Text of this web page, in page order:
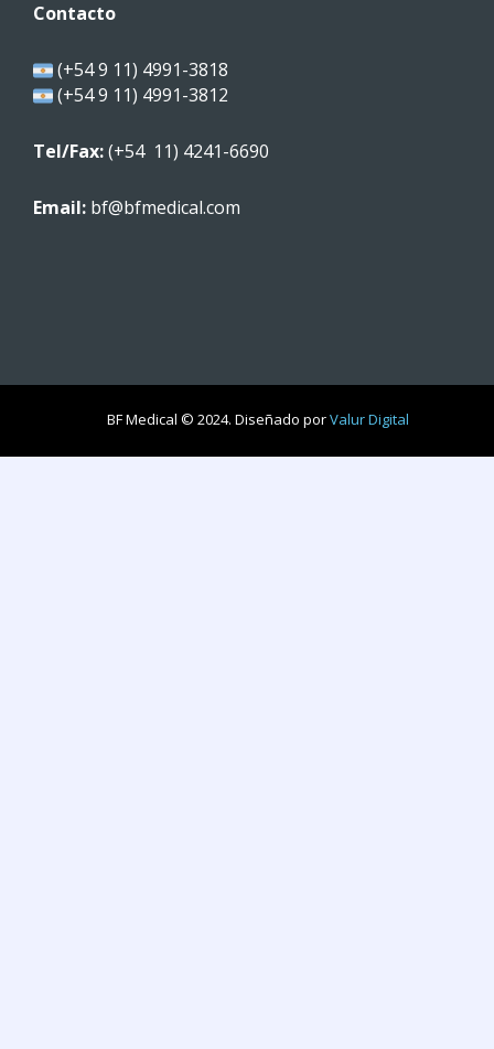
Contacto
(+54 9 11) 4991-3818
(+54 9 11) 4991-3812
Tel/Fax:(+54 11) 4241-6690
Email: bf@bfmedical.com
BF Medical © 2024. Diseñado porValur Digital